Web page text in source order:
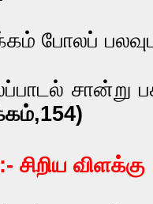
போலப்
சான்று
சிறிய விளக்கு